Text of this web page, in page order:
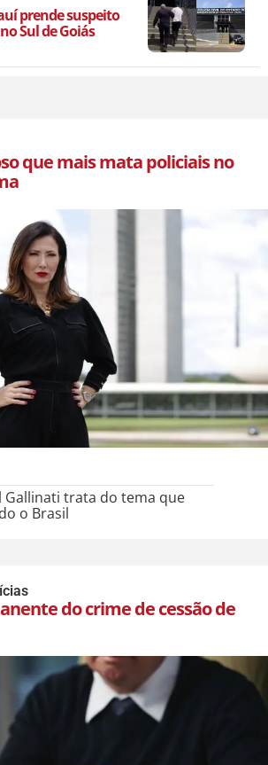
prende suspeito
Sul de Goiás
que mais mata policiais no
Gallinati trata do tema que
o Brasil
do crime de cessão de